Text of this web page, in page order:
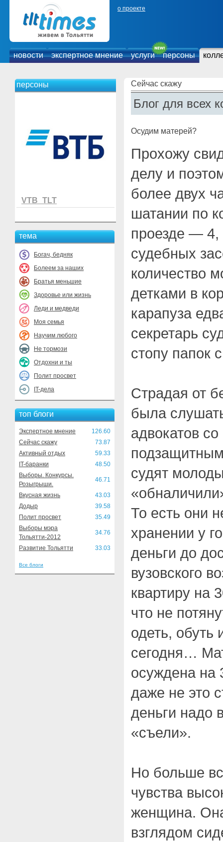
о проекте
новости экспертное мнение услуги персоны
персоны
VTB_TLT
тема
Богач, бедняк
Болеем за наших
Братья меньшие
Здоровье или жизнь
Леди и медведи
Моя семья
Научим любого
Не тормози
Отдохни и ты
Полит просвет
IT-дела
топ блоги
Экспертное мнение
126.60
Сейчас скажу
73.87
Активный отдых
59.33
IT-баранки
48.50
Выборы. Конкурсы.
Розыгрыши.
46.71
Вкусная жизнь
43.03
Додыр
39.58
Полит просвет
35.49
Выборы мэра
Тольятти-2012
34.76
Развитие Тольятти 33.03
Все блоги
Сейчас скажу
Блог для всех
Осудим матерей?
Прохожу
делу и
более двух
шатании по
проезде — 4,
судебных
количество
детками в
карапуза
секретарь
стопу папок
Страдая от
была
адвокатов
судят
То есть они
хранении у
деньги до
вузовского
квартиру на
что не
одеть, обуть
сегодня…
осуждена на
даже не это
деньги надо
«съели».
Но больше
чувства
женщина.
взглядом